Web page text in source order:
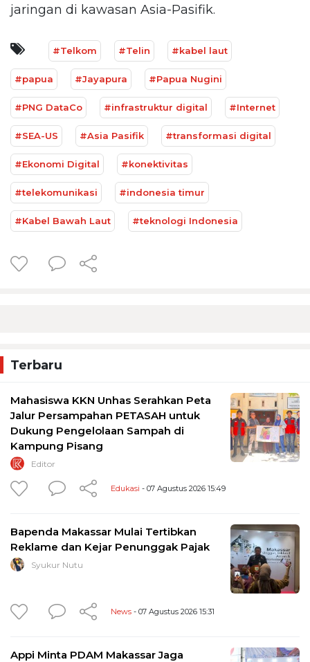
jaringan di kawasan Asia-Pasifik.
#Telkom #Telin #kabel laut
#papua #Jayapura #Papua Nugini
#PNG DataCo #infrastruktur digital #Internet
#SEA-US #Asia Pasifik #transformasi digital
#Ekonomi Digital #konektivitas
#telekomunikasi #indonesia timur
#Kabel Bawah Laut #teknologi Indonesia
Terbaru
Mahasiswa KKN Unhas Serahkan Peta
Jalur Persampahan PETASAH untuk
Dukung Pengelolaan Sampah di
Kampung Pisang
Editor
Edukasi - 07 Agustus 2026 15:49
Bapenda Makassar Mulai Tertibkan
Reklame dan Kejar Penunggak Pajak
Syukur Nutu
News - 07 Agustus 2026 15:31
Appi Minta PDAM Makassar Jaga